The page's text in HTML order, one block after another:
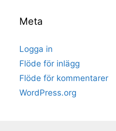
Meta
Logga in
Flöde för inlägg
Flöde för kommentarer
WordPress.org